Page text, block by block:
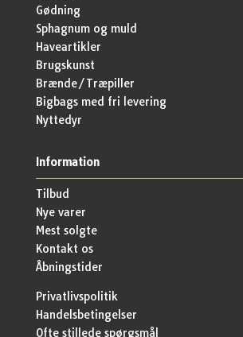
Gødning
Sphagnum og muld
Haveartikler
Brugskunst
Brænde/Træpiller
Bigbags med fri levering
Nyttedyr
Information
Tilbud
Nye varer
Mest solgte
Kontakt os
Åbningstider
Privatlivspolitik
Handelsbetingelser
Ofte stillede spørgsmål